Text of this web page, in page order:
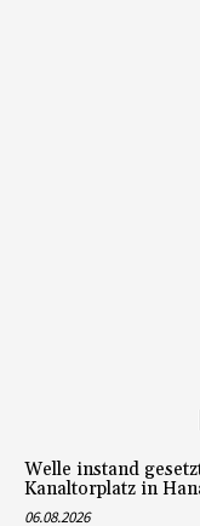
Welle instand
Kanaltorplatz in
06.08.2026